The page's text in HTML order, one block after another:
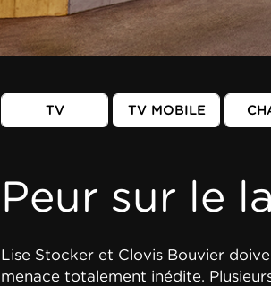
TV TV MOBILE
Peur sur le
Lise Stocker et Clovis Bouvier
menace totalement inédite.